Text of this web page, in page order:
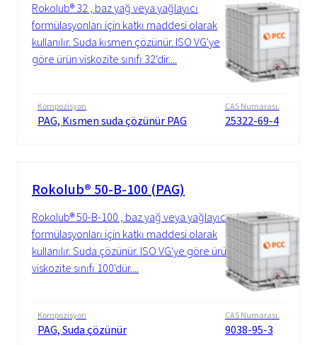
Rokolub® 32 , baz yağ veya yağlayıcı
formülasyonları için katkı maddesi olarak
kullanılır. Suda kısmen çözünür. ISO VG'ye
göre ürün viskozite sınıfı 32'dir....
Kompozisyon
PAG, Kısmen suda çözünür PAG
CAS Numarası.
25322-69-4
Rokolub® 50-B-100 (PAG)
Rokolub® 50-B-100 , baz yağ veya yağlayıcı
formülasyonları için katkı maddesi olarak
kullanılır. Suda çözünür. ISO VG'ye göre ürün
viskozite sınıfı 100'dür....
Kompozisyon
PAG, Suda çözünür
CAS Numarası.
9038-95-3